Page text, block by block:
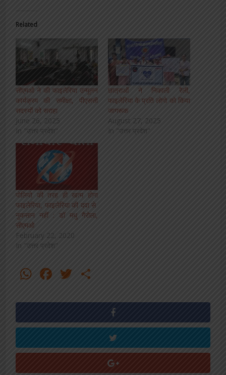
Related
सीएमओ ने की फाइलेरिया उन्मूलन
कार्यक्रम की समीक्षा, पीएससी
सदस्यों को सराहा
June 26, 2025
In "उत्तर प्रदेश"
छात्राओं ने निकाली रैली,
फाइलेरिया के प्रति लोगो को किया
जागरूक
August 27, 2025
In "उत्तर प्रदेश"
पोलियो की तरह ही खत्म होगा
फाइलेरिया, फाइलेरिया की दवा से
नुकसान नहीं : डॉ मधु गैरोला,
सीएमओ
February 22, 2020
In "उत्तर प्रदेश"
WhatsApp
Facebook
Twitter